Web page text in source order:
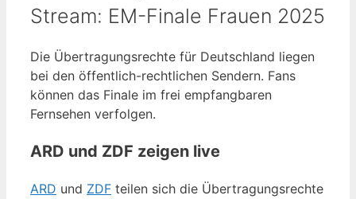
Stream: EM-Finale Frauen 2025
Die Übertragungsrechte für Deutschland liegen
bei den öffentlich-rechtlichen Sendern. Fans
können das Finale im frei empfangbaren
Fernsehen verfolgen.
ARD und ZDF zeigen live
ARD und ZDF teilen sich die Übertragungsrechte